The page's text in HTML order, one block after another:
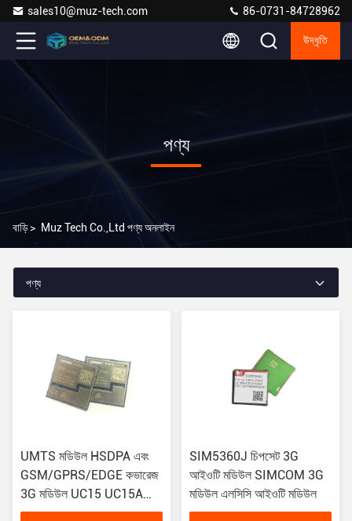
sales10@muz-tech.com 86-0731-84728962
উদ্ধৃতি
পণ্য
বাড়ি> Muz Tech Co.,Ltd পণ্য অনলাইন
পণ্য
UMTS মডিউল HSDPA এবং
GSM/GPRS/EDGE কভারেজ
3G মডিউল UC15 UC15A
UC15T
SIM5360J চিপসেট 3G
আইওটি মডিউল SIMCOM 3G
মডিউল এলসিসি আইওটি মডিউল